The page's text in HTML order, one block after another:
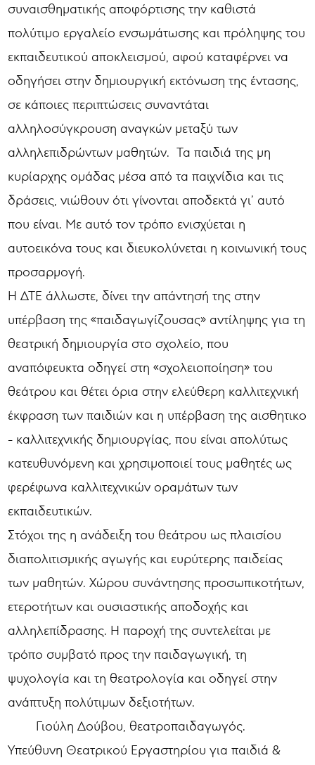
συναισθηματικής αποφόρτισης την καθιστά
πολύτιμο εργαλείο ενσωμάτωσης και πρόληψης του
εκπαιδευτικού αποκλεισμού, αφού καταφέρνει να
οδηγήσει στην δημιουργική εκτόνωση της έντασης,
σε κάποιες περιπτώσεις συναντάται
αλληλοσύγκρουση αναγκών μεταξύ των
αλληλεπιδρώντων μαθητών. Τα παιδιά της μη
κυρίαρχης ομάδας μέσα από τα παιχνίδια και τις
δράσεις, νιώθουν ότι γίνονται αποδεκτά γι’ αυτό
που είναι. Με αυτό τον τρόπο ενισχύεται η
αυτοεικόνα τους και διευκολύνεται η κοινωνική τους
προσαρμογή.
Η ΔΤΕ άλλωστε, δίνει την απάντησή της στην
υπέρβαση της «παιδαγωγίζουσας» αντίληψης για τη
θεατρική δημιουργία στο σχολείο, που
αναπόφευκτα οδηγεί στη «σχολειοποίηση» του
θεάτρου και θέτει όρια στην ελεύθερη καλλιτεχνική
έκφραση των παιδιών και η υπέρβαση της αισθητικο
- καλλιτεχνικής δημιουργίας, που είναι απολύτως
κατευθυνόμενη και χρησιμοποιεί τους μαθητές ως
φερέφωνα καλλιτεχνικών οραμάτων των
εκπαιδευτικών.
Στόχοι της η ανάδειξη του θεάτρου ως πλαισίου
διαπολιτισμικής αγωγής και ευρύτερης παιδείας
των μαθητών. Χώρου συνάντησης προσωπικοτήτων,
ετεροτήτων και ουσιαστικής αποδοχής και
αλληλεπίδρασης. Η παροχή της συντελείται με
τρόπο συμβατό προς την παιδαγωγική, τη
ψυχολογία και τη θεατρολογία και οδηγεί στην
ανάπτυξη πολύτιμων δεξιοτήτων.
Γιούλη Δούβου, θεατροπαιδαγωγός.
Υπεύθυνη Θεατρικού Εργαστηρίου για παιδιά &